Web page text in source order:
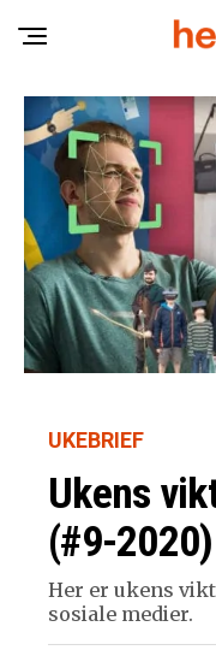
UKEBRIEF
Ukens
(#9-2020)
Her er ukens
sosiale medier.